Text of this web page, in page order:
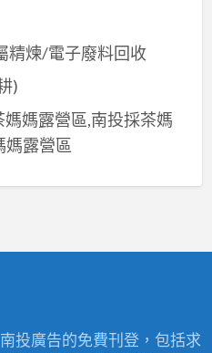
精煉/電子廢料回收
)
媽露營區,南投採茶媽
媽露營區
投廣告的免費刊登，包括求